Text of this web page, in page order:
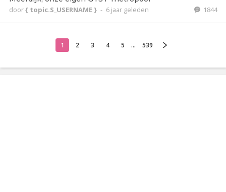
door{ topic.S_USERNAME } - 6 jaar geleden 1844
1 2 3 4 5 ... 539